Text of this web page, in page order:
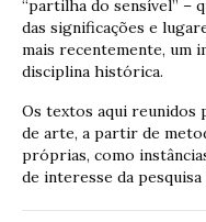
“partilha do sensível” –
das significações e
mais recentemente, um
disciplina histórica.
Os textos aqui reunidos
de arte, a partir de
próprias, como
de interesse da